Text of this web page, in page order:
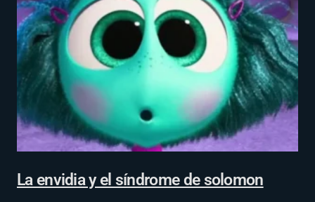
La envidia y el síndrome de solomon